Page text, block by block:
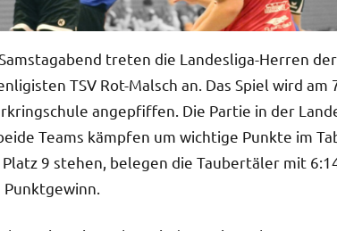
treten die Landesliga-Herren
TSV Rot-Malsch an. Das Spiel wird
angepfiffen. Die Partie in der
Teams kämpfen um wichtige Punkte im
9 stehen, belegen die Taubertäler mit